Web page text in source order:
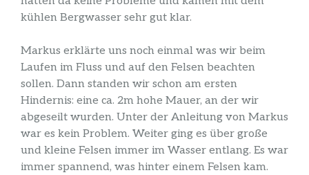
kühlen Bergwasser sehr gut klar.
Markus erklärte uns noch einmal was wir beim
Laufen im Fluss und auf den Felsen beachten
sollen. Dann standen wir schon am ersten
Hindernis: eine ca. 2m hohe Mauer, an der wir
abgeseilt wurden. Unter der Anleitung von Markus
war es kein Problem. Weiter ging es über große
und kleine Felsen immer im Wasser entlang. Es war
immer spannend, was hinter einem Felsen kam.